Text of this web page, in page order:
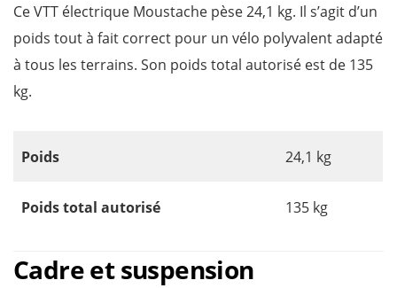
Ce VTT électrique Moustache pèse 24,1 kg. Il s’agit d’un
poids tout à fait correct pour un vélo polyvalent adapté
à tous les terrains. Son poids total autorisé est de 135
kg.
Poids 24,1 kg
Poids total autorisé 135 kg
Cadre et suspension